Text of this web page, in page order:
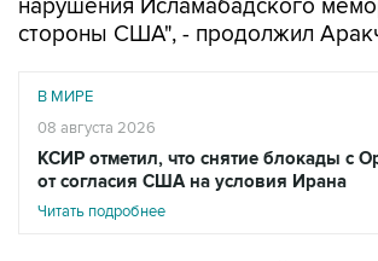
В МИРЕ
КСИР отметил, что снятие блокады с
от согласия США на условия Ирана
Читать подробнее
Он отметил, что в данный момент